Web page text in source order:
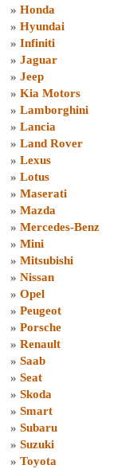
» Honda
» Hyundai
» Infiniti
» Jaguar
» Jeep
» Kia Motors
» Lamborghini
» Lancia
» Land Rover
» Lexus
» Lotus
» Maserati
» Mazda
» Mercedes-Benz
» Mini
» Mitsubishi
» Nissan
» Opel
» Peugeot
» Porsche
» Renault
» Saab
» Seat
» Skoda
» Smart
» Subaru
» Suzuki
» Toyota